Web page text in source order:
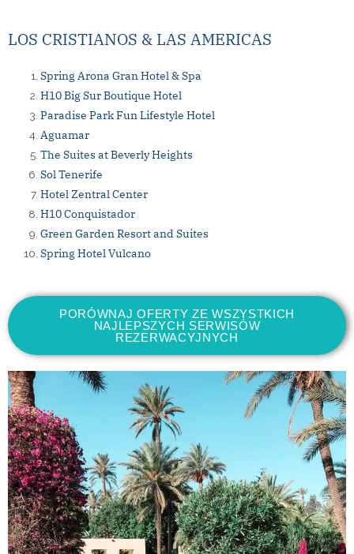
LOS CRISTIANOS & LAS AMERICAS
Spring Arona Gran Hotel & Spa
H10 Big Sur Boutique Hotel
Paradise Park Fun Lifestyle Hotel
Aguamar
The Suites at Beverly Heights
Sol Tenerife
Hotel Zentral Center
H10 Conquistador
Green Garden Resort and Suites
Spring Hotel Vulcano
PORÓWNAJ OFERTY ZE WSZYSTKICH
NAJLEPSZYCH SERWISÓW
REZERWACYJNYCH